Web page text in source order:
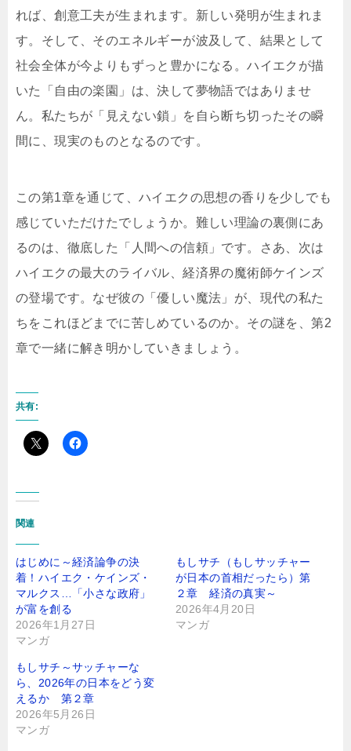
れば、創意工夫が生まれます。新しい発明が生まれま
す。そして、そのエネルギーが波及して、結果として
社会全体が今よりもずっと豊かになる。ハイエクが描
いた「自由の楽園」は、決して夢物語ではありませ
ん。私たちが「見えない鎖」を自ら断ち切ったその瞬
間に、現実のものとなるのです。
この第1章を通じて、ハイエクの思想の香りを少しでも
感じていただけたでしょうか。難しい理論の裏側にあ
るのは、徹底した「人間への信頼」です。さあ、次は
ハイエクの最大のライバル、経済界の魔術師ケインズ
の登場です。なぜ彼の「優しい魔法」が、現代の私た
ちをこれほどまでに苦しめているのか。その謎を、第2
章で一緒に解き明かしていきましょう。
共有:
関連
はじめに～経済論争の決
着！ハイエク・ケインズ・
マルクス…「小さな政府」
が富を創る
2026年1月27日
マンガ
もしサチ（もしサッチャー
が日本の首相だったら）第
２章 経済の真実～
2026年4月20日
マンガ
もしサチ～サッチャーな
ら、2026年の日本をどう変
えるか 第２章
2026年5月26日
マンガ